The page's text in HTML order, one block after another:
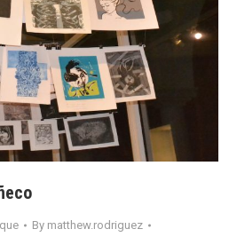
By matthew.rodriguez